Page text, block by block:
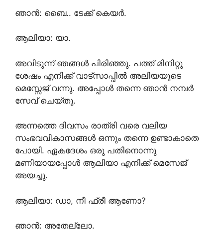
ഞാൻ: ബൈ.. ടേക്ക് കെയർ.
ആലിയാ: യാ.
അവിടുന്ന് ഞങ്ങൾ പിരിഞ്ഞു. പത്ത് മിനിറ്റു
ശേഷം എനിക്ക് വാട്സാപ്പിൽ അലിയയുടെ
മെസ്സേജ് വന്നു. അപ്പോൾ തന്നെ ഞാൻ നമ്പർ
സേവ് ചെയ്തു.
അന്നത്തെ ദിവസം രാത്രി വരെ വലിയ
സംഭവവികാസങ്ങൾ ഒന്നും തന്നെ ഉണ്ടാകാതെ
പോയി. ഏകദേശം ഒരു പതിനൊന്നു
മണിയായപ്പോൾ ആലിയാ എനിക്ക് മെസേജ്
അയച്ചു.
ആലിയാ: ഡാ, നീ ഫ്രീ ആണോ?
ഞാൻ: അതേല്ലോ.